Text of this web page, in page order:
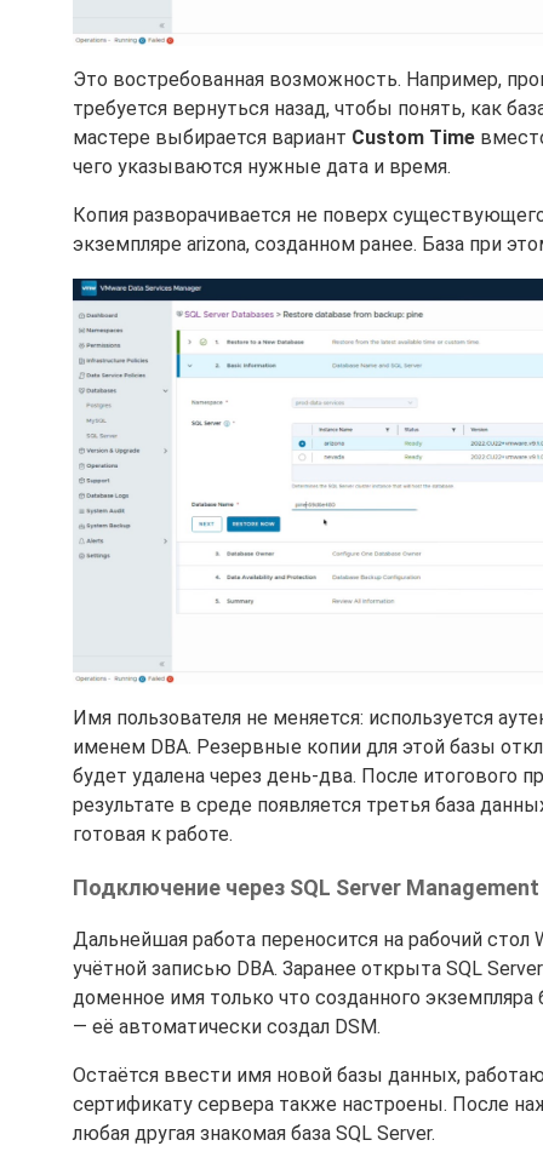
Это востребованная возможность. Например,
требуется вернуться назад, чтобы понять, как
мастере выбирается вариант Custom Time
чего указываются нужные дата и время.
Копия разворачивается не поверх
экземпляре arizona, созданном ранее. База при
Имя пользователя не меняется: используется
именем DBA. Резервные копии для этой базы
будет удалена через день-два. После итогового
результате в среде появляется третья база
готовая к работе.
Подключение через SQL Server
Дальнейшая работа переносится на рабочий
учётной записью DBA. Заранее открыта SQL
доменное имя только что созданного
— её автоматически создал DSM.
Остаётся ввести имя новой базы данных,
сертификату сервера также настроены. После
любая другая знакомая база SQL Server.